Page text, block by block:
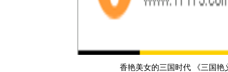
香艳美女的三国时代 《三国艳